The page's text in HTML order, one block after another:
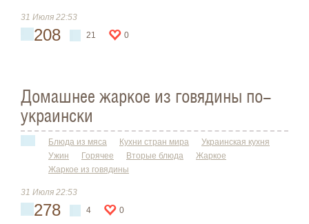
31 Июля 22:53
208 21 0
Домашнее жаркое из говядины по-
украински
Блюда из мяса Кухни стран мира
Украинская кухня
Ужин
Горячее Вторые блюда
Жаркое
Жаркое из говядины
31 Июля 22:53
278 4 0